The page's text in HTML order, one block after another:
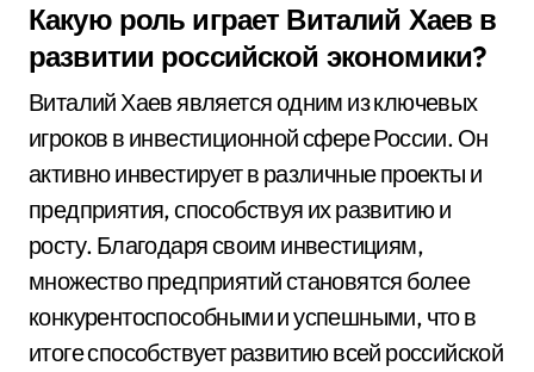
Какую роль играет Виталий Хаев в
развитии российской экономики?
Виталий Хаев является одним из ключевых
игроков в инвестиционной сфере России. Он
активно инвестирует в различные проекты и
предприятия, способствуя их развитию и
росту. Благодаря своим инвестициям,
множество предприятий становятся более
конкурентоспособными и успешными, что в
итоге способствует развитию всей российской